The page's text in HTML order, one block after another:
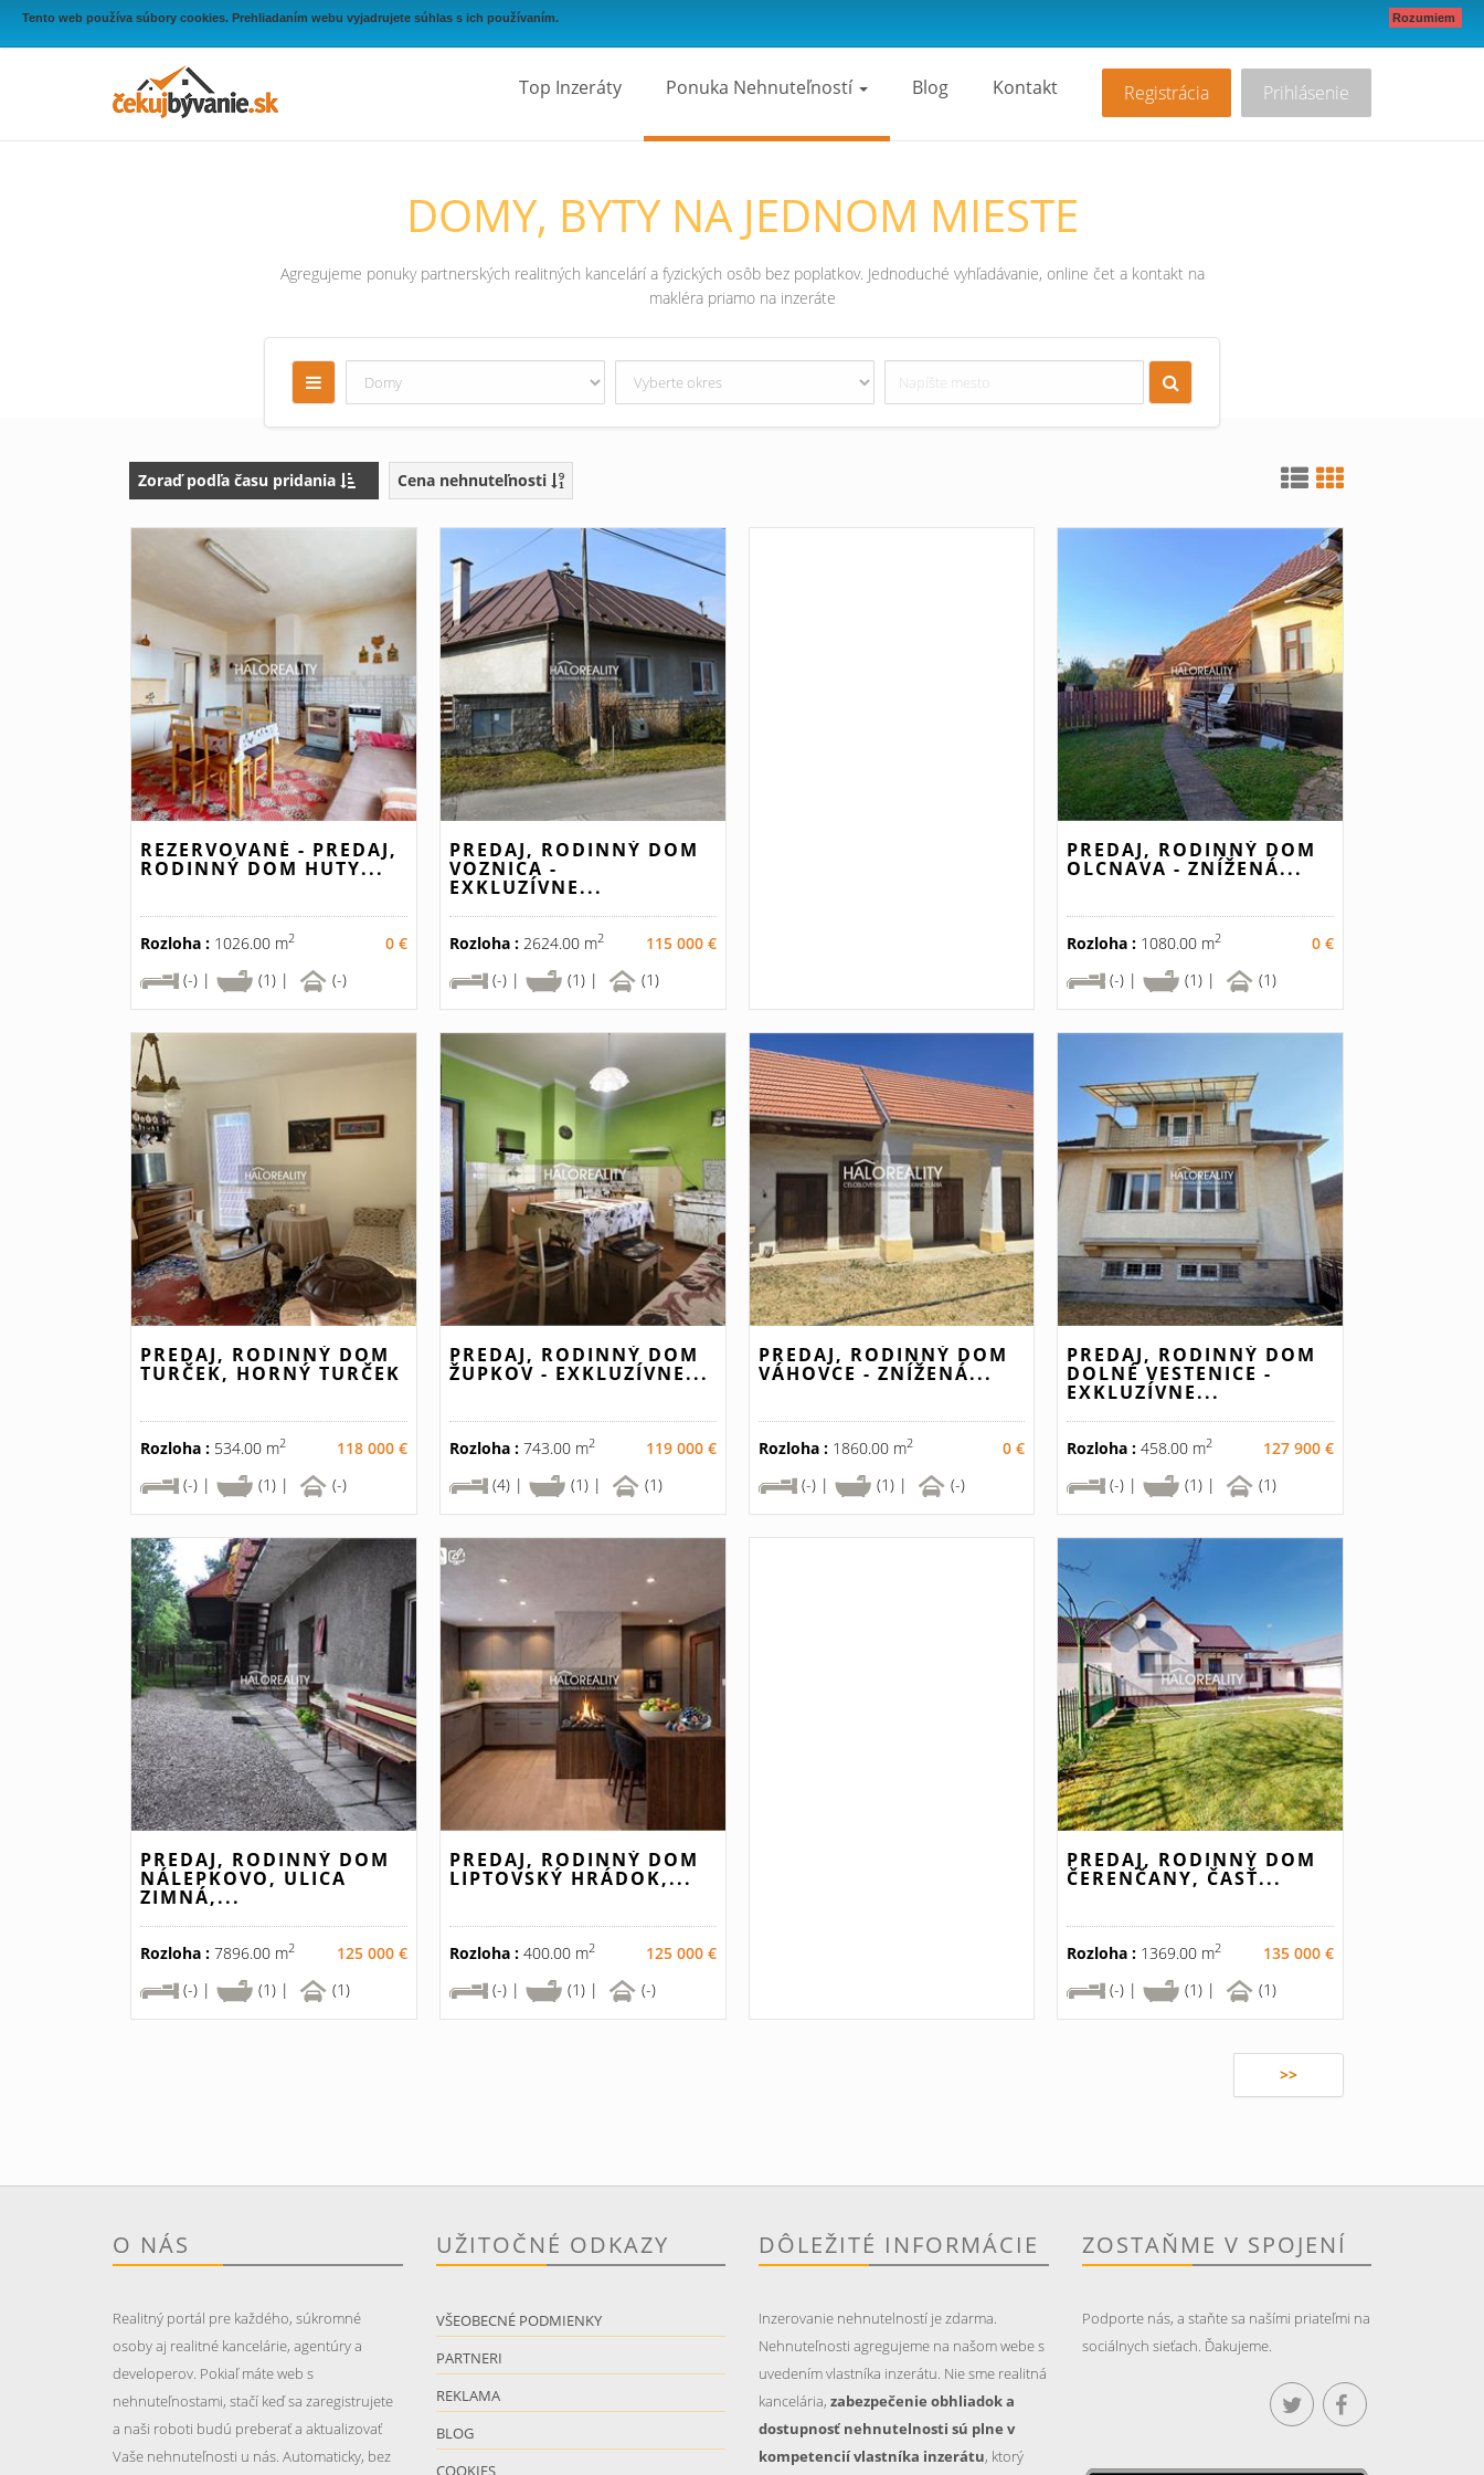
Tento web používa súbory cookies. Prehliadaním webu vyjadrujete súhlas s ich používaním. Rozumiem
Registrácia Prihlásenie
Top Inzeráty Ponuka Nehnuteľností Blog Kontakt
DOMY, BYTY NA JEDNOM MIESTE
Agregujeme ponuky partnerských realitných kancelárí a fyzických osôb bez poplatkov. Jednoduché vyhľadávanie, online čet a kontakt na
makléra priamo na inzeráte
Zoraď podľa času pridania Cena nehnuteľnosti
REZERVOVANÉ - PREDAJ,
RODINNÝ DOM HUTY...
Rozloha : 1026.00 m2
0 €
(-) |
(1) | (-)
PREDAJ, RODINNÝ DOM
VOZNICA -
EXKLUZÍVNE...
Rozloha :2624.00 m2
115 000 €
(-) |
(1) | (1)
PREDAJ, RODINNÝ DOM
OLCNAVA - ZNÍŽENÁ...
Rozloha : 1080.00 m2
0 €
(-) |
(1) | (1)
PREDAJ, RODINNÝ DOM
TURČEK, HORNÝ TURČEK
Rozloha : 534.00 m2
118 000 €
(-) |
(1) | (-)
PREDAJ, RODINNÝ DOM
ŽUPKOV - EXKLUZÍVNE...
Rozloha :743.00 m2
119 000 €
(4) |
(1) | (1)
PREDAJ, RODINNÝ DOM
VÁHOVCE - ZNÍŽENÁ...
Rozloha :1860.00 m2
0 €
(-) |
(1) | (-)
PREDAJ, RODINNÝ DOM
DOLNÉ VESTENICE -
EXKLUZÍVNE...
Rozloha : 458.00 m2
127 900 €
(-) |
(1) | (1)
PREDAJ, RODINNÝ DOM
NÁLEPKOVO, ULICA
ZIMNÁ,...
Rozloha : 7896.00 m2
125 000 €
(-) |
(1) | (1)
PREDAJ, RODINNÝ DOM
LIPTOVSKÝ HRÁDOK,...
Rozloha :400.00 m2
125 000 €
(-) |
(1) | (-)
PREDAJ, RODINNÝ DOM
ČERENČANY, ČASŤ...
Rozloha : 1369.00 m2
135 000 €
(-) |
(1) | (1)
>>
O NÁS
Realitný portál pre každého, súkromné
osoby aj realitné kancelárie, agentúry a
developerov. Pokiaľ máte web s
nehnuteľnostami, stačí keď sa zaregistrujete
a naši roboti budú preberať a aktualizovať
Vaše nehnuteľnosti u nás. Automaticky, bez
UŽITOČNÉ ODKAZY
VŠEOBECNÉ PODMIENKY
PARTNERI
REKLAMA
BLOG
COOKIES
DÔLEŽITÉ INFORMÁCIE
Inzerovanie nehnutelností je zdarma.
Nehnuteľnosti agregujeme na našom webe s
uvedením vlastníka inzerátu. Nie sme realitná
kancelária, zabezpečenie obhliadok a
dostupnosť nehnutelnosti sú plne v
kompetencií vlastníka inzerátu, ktorý
ZOSTAŇME V SPOJENÍ
Podporte nás, a staňte sa našími priateľmi na
sociálnych sieťach. Ďakujeme.